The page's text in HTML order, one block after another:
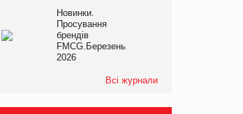
Новинки.
Просування
брендів
FMCG.Березень
2026
Всі журнали